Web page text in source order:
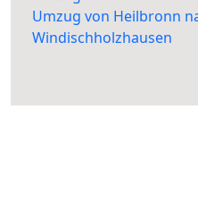
Umzug von Heilbronn
Windischholzhausen